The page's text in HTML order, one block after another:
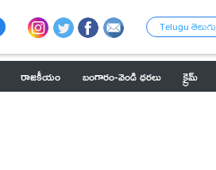
Telugu తెలుగు
రాజకీయం బంగారం-వెండి ధరలు క్రైమ్